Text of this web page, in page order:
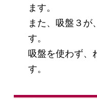
ます。
また、吸盤３が
す。
吸盤を使わず、
す。